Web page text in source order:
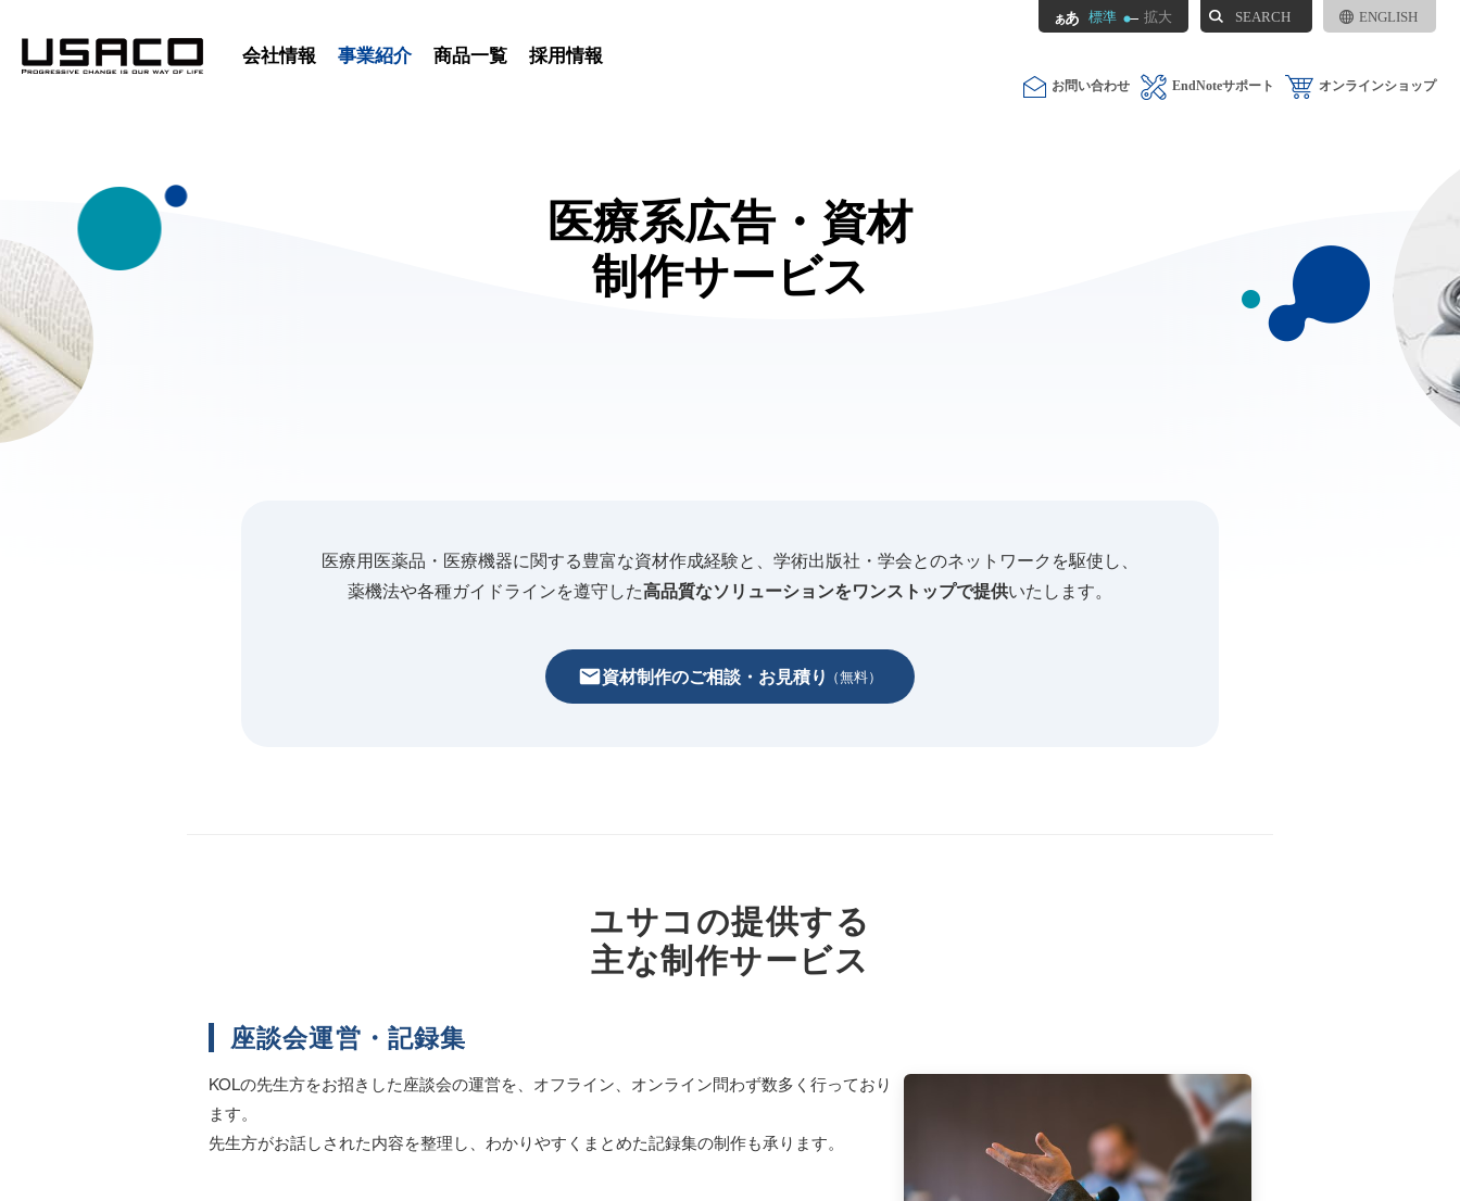
ENGLISH
SEARCH
標準 拡大
会社情報 事業紹介 商品一覧 採用情報
お問い合わせ EndNoteサポート オンラインショップ
医療系広告・資材
制作サービス
医療用医薬品・医療機器に関する豊富な資材作成経験と、学術出版社・学会とのネットワークを駆使し、
薬機法や各種ガイドラインを遵守した高品質なソリューションをワンストップで提供いたします。
資材制作のご相談・お見積り （無料）
ユサコの提供する
主な制作サービス
座談会運営・記録集
KOLの先生方をお招きした座談会の運営を、オフライン、オンライン問わず数多く行っており
ます。
先生方がお話しされた内容を整理し、わかりやすくまとめた記録集の制作も承ります。